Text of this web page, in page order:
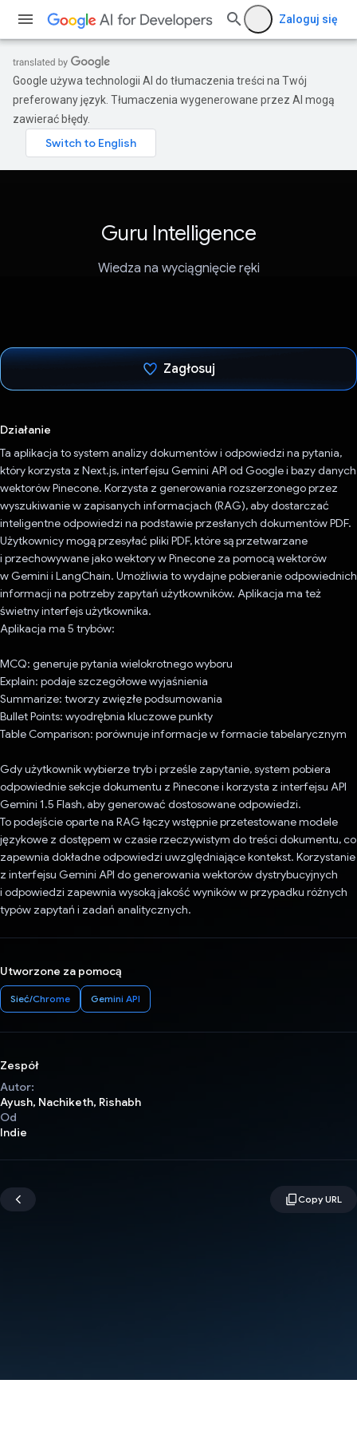
Zaloguj się
Google używa technologii AI do tłumaczenia treści na Twój
preferowany język. Tłumaczenia wygenerowane przez AI mogą
zawierać błędy.
Guru Intelligence
Wiedza na wyciągnięcie ręki
Zagłosuj
Działanie
Ta aplikacja to system analizy dokumentów i odpowiedzi na pytania,
który korzysta z Next.js, interfejsu Gemini API od Google i bazy danych
wektorów Pinecone. Korzysta z generowania rozszerzonego przez
wyszukiwanie w zapisanych informacjach (RAG), aby dostarczać
inteligentne odpowiedzi na podstawie przesłanych dokumentów PDF.
Użytkownicy mogą przesyłać pliki PDF, które są przetwarzane
i przechowywane jako wektory w Pinecone za pomocą wektorów
w Gemini i LangChain. Umożliwia to wydajne pobieranie odpowiednich
informacji na potrzeby zapytań użytkowników. Aplikacja ma też
świetny interfejs użytkownika.
Aplikacja ma 5 trybów:
MCQ: generuje pytania wielokrotnego wyboru
Explain: podaje szczegółowe wyjaśnienia
Summarize: tworzy zwięzłe podsumowania
Bullet Points: wyodrębnia kluczowe punkty
Table Comparison: porównuje informacje w formacie tabelarycznym
Gdy użytkownik wybierze tryb i prześle zapytanie, system pobiera
odpowiednie sekcje dokumentu z Pinecone i korzysta z interfejsu API
Gemini 1.5 Flash, aby generować dostosowane odpowiedzi.
To podejście oparte na RAG łączy wstępnie przetestowane modele
językowe z dostępem w czasie rzeczywistym do treści dokumentu, co
zapewnia dokładne odpowiedzi uwzględniające kontekst. Korzystanie
z interfejsu Gemini API do generowania wektorów dystrybucyjnych
i odpowiedzi zapewnia wysoką jakość wyników w przypadku różnych
typów zapytań i zadań analitycznych.
Utworzone za pomocą
Sieć/Chrome Gemini API
Zespół
Autor:
Ayush, Nachiketh, Rishabh
Od
Indie